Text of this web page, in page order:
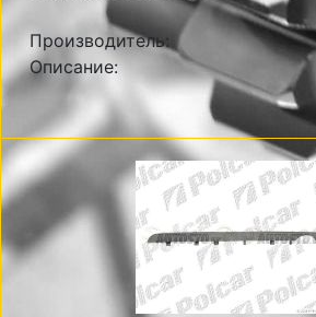
Производитель:
Описание: